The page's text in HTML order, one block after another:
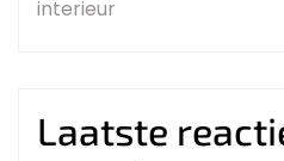
interieur
Laatste